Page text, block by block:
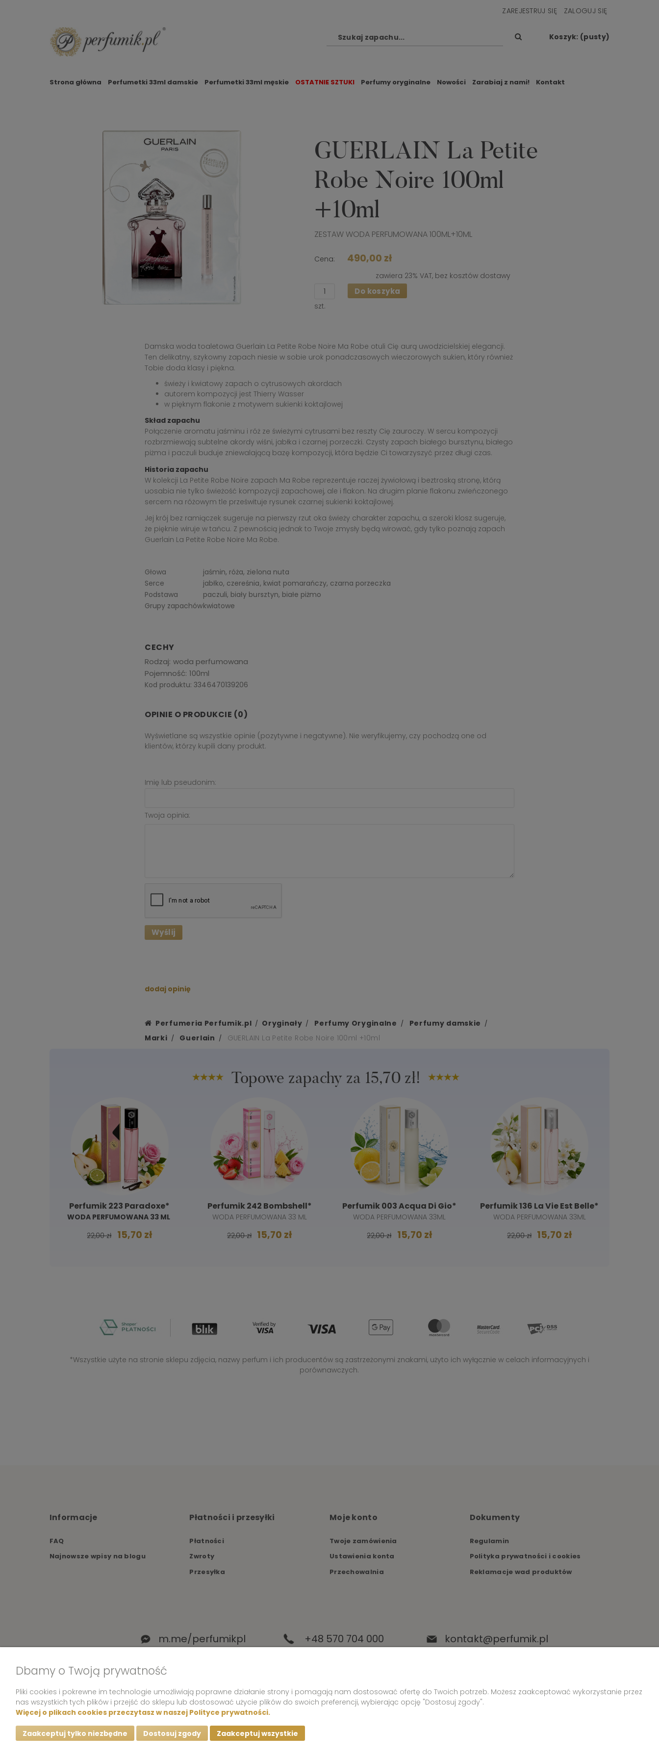
ZAREJESTRUJ SIĘ ZALOGUJ SIĘ
Koszyk: (pusty)
Strona główna Perfumetki 33ml damskie Perfumetki 33ml męskie OSTATNIE SZTUKI Perfumy oryginalne Nowości Zarabiaj z nami! Kontakt
GUERLAIN La Petite
Robe Noire 100ml
+10ml
ZESTAW WODA PERFUMOWANA 100ML+10ML
Cena: 490,00 zł
zawiera 23% VAT, bez kosztów dostawy
szt.
Do koszyka
Damska woda toaletowa Guerlain La Petite Robe Noire Ma Robe otuli Cię aurą uwodzicielskiej elegancji.
Ten delikatny, szykowny zapach niesie w sobie urok ponadczasowych wieczorowych sukien, który również
Tobie doda klasy i piękna.
świeży i kwiatowy zapach o cytrusowych akordach
autorem kompozycji jest Thierry Wasser
w pięknym flakonie z motywem sukienki koktajlowej
Skład zapachu
Połączenie aromatu jaśminu i róż ze świeżymi cytrusami bez reszty Cię zauroczy. W sercu kompozycji
rozbrzmiewają subtelne akordy wiśni, jabłka i czarnej porzeczki. Czysty zapach białego bursztynu, białego
piżma i paczuli buduje zniewalającą bazę kompozycji, która będzie Ci towarzyszyć przez długi czas.
Historia zapachu
W kolekcji La Petite Robe Noire zapach Ma Robe reprezentuje raczej żywiołową i beztroską stronę, którą
uosabia nie tylko świeżość kompozycji zapachowej, ale i flakon. Na drugim planie flakonu zwieńczonego
sercem na różowym tle prześwituje rysunek czarnej sukienki koktajlowej.
Jej krój bez ramiączek sugeruje na pierwszy rzut oka świeży charakter zapachu, a szeroki klosz sugeruje,
że pięknie wiruje w tańcu. Z pewnością jednak to Twoje zmysły będą wirować, gdy tylko poznają zapach
Guerlain La Petite Robe Noire Ma Robe.
Głowa
jaśmin, róża, zielona nuta
Serce
jabłko, czereśnia, kwiat pomarańczy, czarna porzeczka
Podstawa
paczuli, biały bursztyn, białe piżmo
Grupy zapachówkwiatowe
CECHY
Rodzaj woda perfumowana
Pojemność 100ml
Kod produktu: 3346470139206
OPINIE O PRODUKCIE (0)
Wyświetlane są wszystkie opinie (pozytywne i negatywne). Nie weryfikujemy, czy pochodzą one od
klientów, którzy kupili dany produkt.
Imię lub pseudonim:
Twoja opinia:
Wyślij
dodaj opinię
Perfumeria Perfumik.pl Oryginały Perfumy Oryginalne
Perfumy damskie
Marki
Guerlain GUERLAIN La Petite Robe Noire 100ml +10ml
Topowe zapachy za 15,70 zł!
Perfumik 223 Paradoxe*
WODA PERFUMOWANA 33 ML
22,00 zł
15,70 zł
Perfumik 242 Bombshell*
WODA PERFUMOWANA 33 ML
22,00 zł
15,70 zł
Perfumik 003 Acqua Di Gio*
WODA PERFUMOWANA 33ML
22,00 zł
15,70 zł
Perfumik 136 La Vie Est Belle*
WODA PERFUMOWANA 33ML
22,00 zł
15,70 zł
*Wszystkie użyte na stronie sklepu zdjęcia, nazwy perfum i ich producentów są zastrzeżonymi znakami, użyto ich wyłącznie w celach informacyjnych i
porównawczych.
Informacje
FAQ
Najnowsze wpisy na blogu
Płatności i przesyłki
Płatności
Zwroty
Przesyłka
Moje konto
Twoje zamówienia
Ustawienia konta
Przechowalnia
Dokumenty
Regulamin
Polityka prywatności i cookies
Reklamacje wad produktów
m.me/perfumikpl +48 570 704 000 kontakt@perfumik.pl
Dbamy o Twoją prywatność
Pliki cookies i pokrewne im technologie umożliwiają poprawne działanie strony i pomagają nam dostosować ofertę do Twoich potrzeb. Możesz zaakceptować wykorzystanie przez
nas wszystkich tych plików i przejść do sklepu lub dostosować użycie plików do swoich preferencji, wybierając opcję "Dostosuj zgody".
Więcej o plikach cookies przeczytasz w naszej Polityce prywatności.
Zaakceptuj tylko niezbędne Dostosuj zgody Zaakceptuj wszystkie